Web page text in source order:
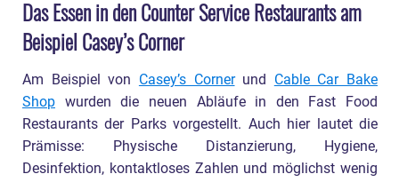
Das Essen in den Counter Service Restaurants am
Beispiel Casey’s Corner
Am Beispiel von Casey’s Cornerund Cable Car Bake
Shop wurden die neuen Abläufe in den Fast Food
Restaurants der Parks vorgestellt. Auch hier lautet die
Prämisse: Physische Distanzierung, Hygiene,
Desinfektion, kontaktloses Zahlen und möglichst wenig